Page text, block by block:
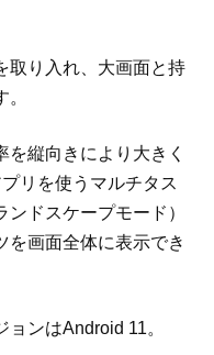
取り入れ、大画面と持
を縦向きにより大きく
リを使うマルチタス
ドスケープモード）
を画面全体に表示でき
ンはAndroid 11。